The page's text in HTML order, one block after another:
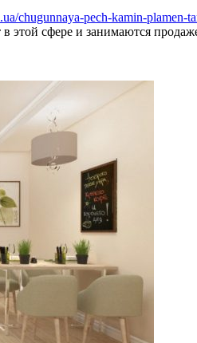
chugunnaya-pech-kamin-plamen-
этой сфере и занимаются